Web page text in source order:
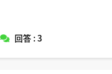
回答 : 3